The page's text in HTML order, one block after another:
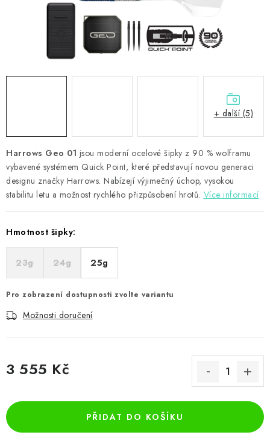
Kontakty Hodnocení obchodu
Harrows Geo 01 jsou moderní ocelové šipky z 90 % wolframu
vybavené systémem Quick Point, které představují novou generaci
designu značky Harrows. Nabízejí výjimečný úchop, vysokou
stabilitu letu a možnost rychlého přizpůsobení hrotů. Více informací
Hmotnost šipky:
23g 24g 25g
Pro zobrazení dostupnosti zvolte variantu
Možnosti doručení
3 555 Kč
PŘIDAT DO KOŠÍKU
+ další (5)